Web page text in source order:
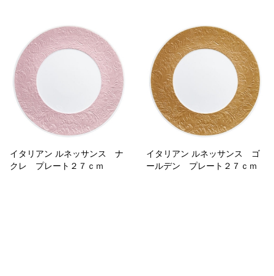
イタリアン ルネッサンス ナ
クレ プレート２７ｃｍ
イタリアン ルネッサンス ゴ
ールデン プレート２７ｃｍ